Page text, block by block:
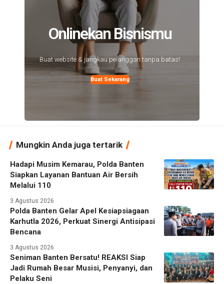
Onlinekan Bisnismu
Buat website & jangkau pelanggan tanpa batas!
Buat Sekarang
Mungkin Anda juga tertarik
Hadapi Musim Kemarau, Polda Banten
Siapkan Layanan Bantuan Air Bersih
Melalui 110
3 Agustus 2026
Polda Banten Gelar Apel Kesiapsiagaan
Karhutla 2026, Perkuat Sinergi Antisipasi
Bencana
3 Agustus 2026
Seniman Banten Bersatu! REAKSI Siap
Jadi Rumah Besar Musisi, Penyanyi, dan
Pelaku Seni